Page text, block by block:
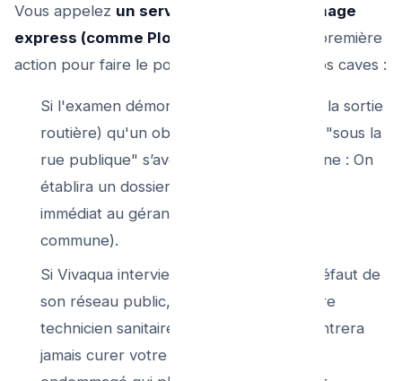
Vous appelez un service SOS de Débouchage
express (comme Plombier Urgence)
en première
action pour faire le pompage qui sauvera vos caves :
Si l'examen démontre à la foreuse (vers la sortie
routière) qu'un obstacle net à un mètre "sous la
rue publique" s’avère l'irréfragable origine : On
établira un dossier-preuve d'imputabilité
immédiat au gérant (Intercommunale ou
commune).
Si Vivaqua intervient gratuitement par défaut de
son réseau public, celui-ci n'est pas votre
technicien sanitaire "de cuisine", il ne rentrera
jamais curer votre WC en aval à l’étage,